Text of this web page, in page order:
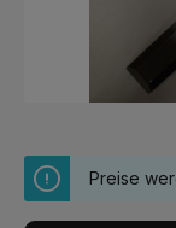
Preise